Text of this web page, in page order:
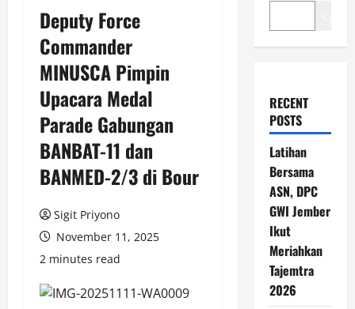
Deputy Force
Commander
MINUSCA Pimpin
Upacara Medal
Parade Gabungan
BANBAT-11 dan
BANMED-2/3 di Bour
Sigit Priyono
November 11, 2025
2 minutes read
RECENT
POSTS
Latihan
Bersama
ASN, DPC
GWI Jember
Ikut
Meriahkan
Tajemtra
2026